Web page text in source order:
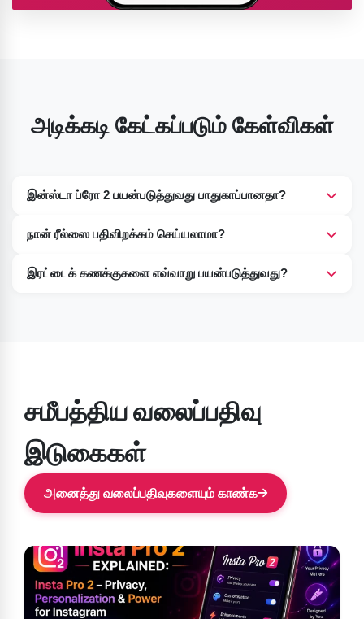
அடிக்கடி கேட்கப்படும் கேள்விகள்
இன்ஸ்டா ப்ரோ 2 பயன்படுத்துவது பாதுகாப்பானதா?
ஆம், பயனர்கள் இந்த செயலியை எந்தக் கவலையுமின்றி
முழுமையான பாதுகாப்புடன் பயன்படுத்தலாம்.
நான் ரீல்ஸை பதிவிறக்கம் செய்யலாமா?
ஆம், இதில் ரீல்கள் மற்றும் பதிவுகளுக்கான உள்ளமைக்கப்பட்ட
பதிவிறக்கி உள்ளது.
இரட்டைக் கணக்குகளை எவ்வாறு பயன்படுத்துவது?
சமீபத்திய வலைப்பதிவு
இடுகைகள்
அனைத்து வலைப்பதிவுகளையும் காண்க